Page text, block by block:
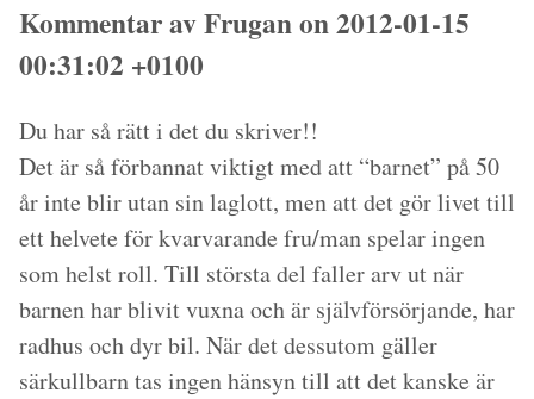
Kommentar av Frugan on 2012-01-15
00:31:02 +0100
Du har så rätt i det du skriver!!
Det är så förbannat viktigt med att “barnet” på 50
år inte blir utan sin laglott, men att det gör livet till
ett helvete för kvarvarande fru/man spelar ingen
som helst roll. Till största del faller arv ut när
barnen har blivit vuxna och är självförsörjande, har
radhus och dyr bil. När det dessutom gäller
särkullbarn tas ingen hänsyn till att det kanske är